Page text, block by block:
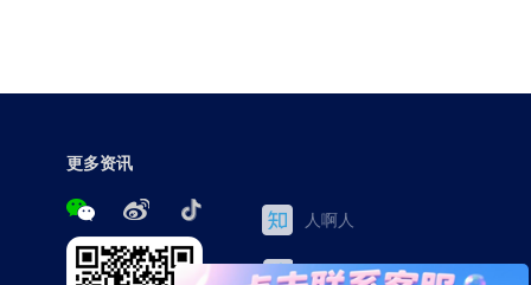
更多资讯
人啊人
三茅网